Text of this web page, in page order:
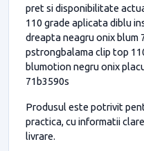
pret si disponibilitate
110 grade aplicata diblu
dreapta neagru onix blum
pstrongbalama clip top
blumotion negru onix
71b3590s
Produsul este potrivit
practica, cu informatii
livrare.